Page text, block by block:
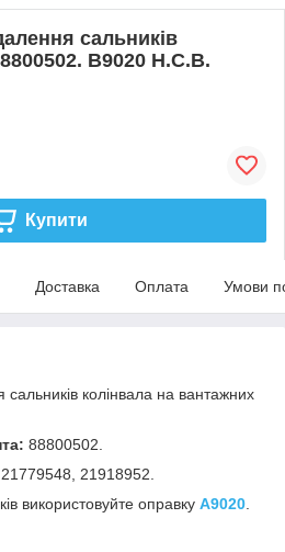
сальників
B9020 H.C.B.
Купити
Доставка Оплата Умови
колінвала на вантажних
88800502.
21918952.
використовуйте оправку A9020